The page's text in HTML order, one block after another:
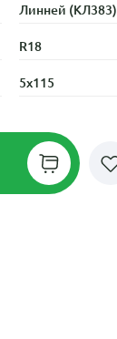
Линней (КЛ383)
R18
5x115